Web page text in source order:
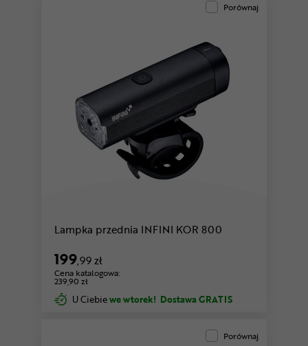
Porównaj
Lampka przednia INFINI KOR 800
199,99 zł
Cena katalogowa:
239,90 zł
U Ciebiewe wtorek! Dostawa GRATIS
Porównaj